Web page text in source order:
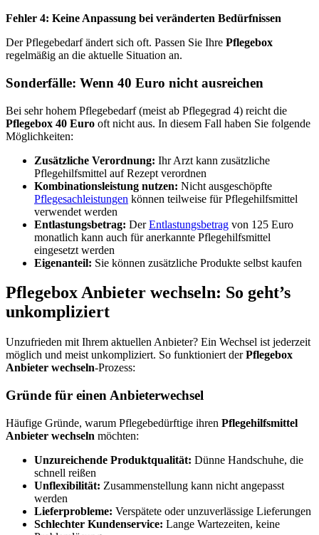
Fehler 4: Keine Anpassung bei veränderten Bedürfnissen
Der Pflegebedarf ändert sich oft. Passen Sie Ihre Pflegebox
regelmäßig an die aktuelle Situation an.
Sonderfälle: Wenn 40 Euro nicht ausreichen
Bei sehr hohem Pflegebedarf (meist ab Pflegegrad 4) reicht die
Pflegebox 40 Euro oft nicht aus. In diesem Fall haben Sie folgende
Möglichkeiten:
Zusätzliche Verordnung: Ihr Arzt kann zusätzliche
Pflegehilfsmittel auf Rezept verordnen
Kombinationsleistung nutzen: Nicht ausgeschöpfte
Pflegesachleistungen können teilweise für Pflegehilfsmittel
verwendet werden
Entlastungsbetrag: DerEntlastungsbetrag von 125 Euro
monatlich kann auch für anerkannte Pflegehilfsmittel
eingesetzt werden
Eigenanteil: Sie können zusätzliche Produkte selbst kaufen
Pflegebox Anbieter wechseln: So geht’s
unkompliziert
Unzufrieden mit Ihrem aktuellen Anbieter? Ein Wechsel ist jederzeit
möglich und meist unkompliziert. So funktioniert derPflegebox
Anbieter wechseln-Prozess:
Gründe für einen Anbieterwechsel
Häufige Gründe, warum Pflegebedürftige ihren Pflegehilfsmittel
Anbieter wechseln möchten:
Unzureichende Produktqualität: Dünne Handschuhe, die
schnell reißen
Unflexibilität: Zusammenstellung kann nicht angepasst
werden
Lieferprobleme: Verspätete oder unzuverlässige Lieferungen
Schlechter Kundenservice: Lange Wartezeiten, keine